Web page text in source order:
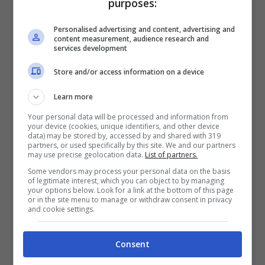
Sudafrica-Corea del Sud MULTIGOL 1-3
Comparazione quota totale (Multigol):
5.16GOLDBET;5.22SPORTBET;
LOTTOMATICA
Il “clamoroso”
XinSvizzera-Canada,Mondiali, mercoledì
ore 21:00
Personalised advertising and content, advertising and
content measurement, audience research and
services development
Store and/or access information on a device
Learn more
Your personal data will be processed and information from
your device (cookies, unique identifiers, and other device
data) may be stored by, accessed by and shared with 319
partners, or used specifically by this site. We and our partners
may use precise geolocation data. List of partners.
Some vendors may process your personal data on the basis
of legitimate interest, which you can object to by managing
your options below. Look for a link at the bottom of this page
or in the site menu to manage or withdraw consent in privacy
and cookie settings.
Consent